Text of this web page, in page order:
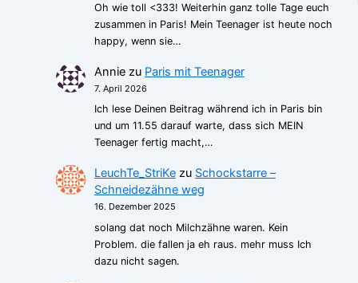
Oh wie toll <333! Weiterhin ganz tolle Tage euch
zusammen in Paris! Mein Teenager ist heute noch
happy, wenn sie…
Anniezu Paris mit Teenager
7. April 2026
Ich lese Deinen Beitrag während ich in Paris bin
und um 11.55 darauf warte, dass sich MEIN
Teenager fertig macht,…
LeuchTe_StriKezu Schockstarre –
Schneidezähne weg
16. Dezember 2025
solang dat noch Milchzähne waren. Kein
Problem. die fallen ja eh raus. mehr muss Ich
dazu nicht sagen.